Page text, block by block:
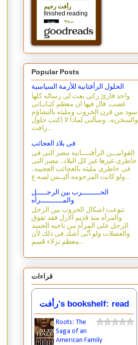
Popular Posts
الحلول الرأفتانية للأزمة السياسية
واحد قارئ زكى بعت لى رساله كلها
غضب. قال فيها ان معظم كتـابـاتى
اسود من قرن الخروب ومليئه بالتشاؤم
والسخريه.. وسألنى لماذا لا اكتب حلول
رافت...
فى بلاد العجائب
القوانيـــن الرأفتــــانيه مصر التى فى
خاطرى غيرها غير كل البلاد.. مصر التى
فى خاطرى مليئه بالعجائب العجيبه..
ولو كانت المرحومه آليــس لسه ع...
الحـــــــــرب بين الرجـــــل
والمـــــــــــرأه
تنوعت اشكال الحروب بين الرجل
والمرأه منذ قديم الازل فقد تفوق
الرجل على المرأه من ناحيه الجسد
والعضلات ولو أنّى أشك فى ذلك لأن
معظم نزلاء قسم...
قراءات
رأفت's bookshelf: read
Roots: The
Saga of an
American Family